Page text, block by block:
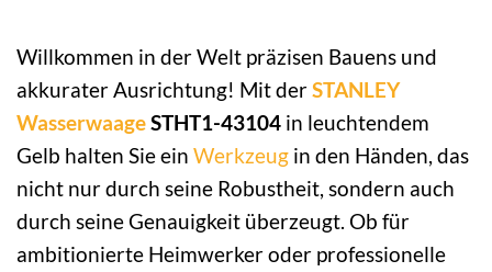
Willkommen in der Welt präzisen Bauens und
akkurater Ausrichtung! Mit derSTANLEY
WasserwaageSTHT1-43104 in leuchtendem
Gelb halten Sie ein Werkzeug in den Händen, das
nicht nur durch seine Robustheit, sondern auch
durch seine Genauigkeit überzeugt. Ob für
ambitionierte Heimwerker oder professionelle